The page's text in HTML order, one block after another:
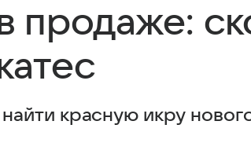
продаже:
красную икру